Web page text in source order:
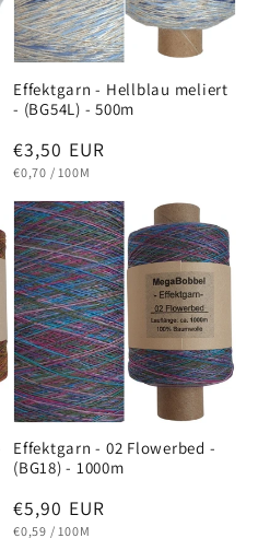
Effektgarn - Hellblau meliert
- (BG54L) - 500m
Normaler
Preis
€3,50 EUR
GRUNDPREIS
€0,70 / PRO
100M
Effektgarn - 02 Flowerbed -
(BG18) - 1000m
Normaler
Preis
€5,90 EUR
GRUNDPREIS
€0,59 / PRO
100M